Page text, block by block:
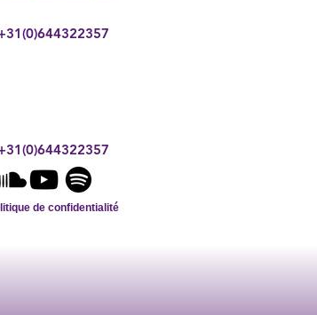
de confidentialité